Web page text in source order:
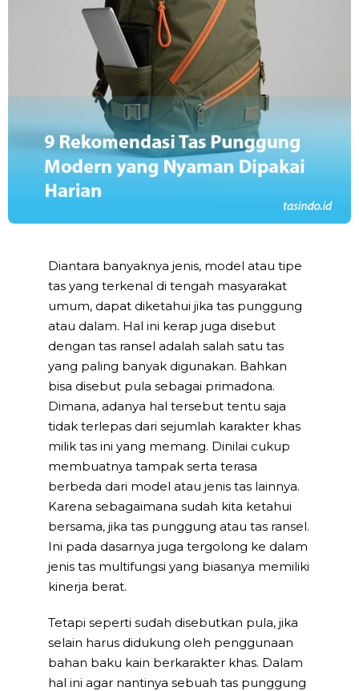
Diantara banyaknya jenis, model atau tipe
tas yang terkenal di tengah masyarakat
umum, dapat diketahui jika tas punggung
atau dalam. Hal ini kerap juga disebut
dengan tas ransel adalah salah satu tas
yang paling banyak digunakan. Bahkan
bisa disebut pula sebagai primadona.
Dimana, adanya hal tersebut tentu saja
tidak terlepas dari sejumlah karakter khas
milik tas ini yang memang. Dinilai cukup
membuatnya tampak serta terasa
berbeda dari model atau jenis tas lainnya.
Karena sebagaimana sudah kita ketahui
bersama, jika tas punggung atau tas ransel.
Ini pada dasarnya juga tergolong ke dalam
jenis tas multifungsi yang biasanya memiliki
kinerja berat.
Tetapi seperti sudah disebutkan pula, jika
selain harus didukung oleh penggunaan
bahan baku kain berkarakter khas. Dalam
hal ini agar nantinya sebuah tas punggung